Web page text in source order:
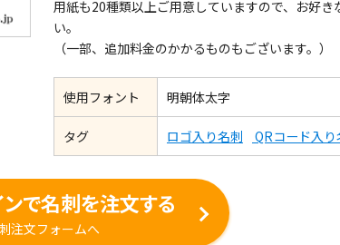
用紙も20種類以上ご用意していますので、お好き
い。
（一部、追加料金のかかるものもございます。）
使用フォント 明朝体太字
タグ ロゴ入り名刺 QRコード入り
で名刺を注文する
注文フォームへ